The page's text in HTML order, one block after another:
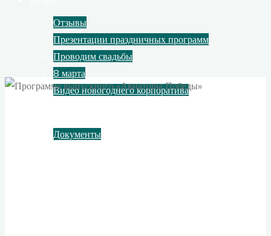
Отзывы
Презентации праздничных программ
Проводим свадьбы
8 марта
Видео новогоднего корпоратива
Документы